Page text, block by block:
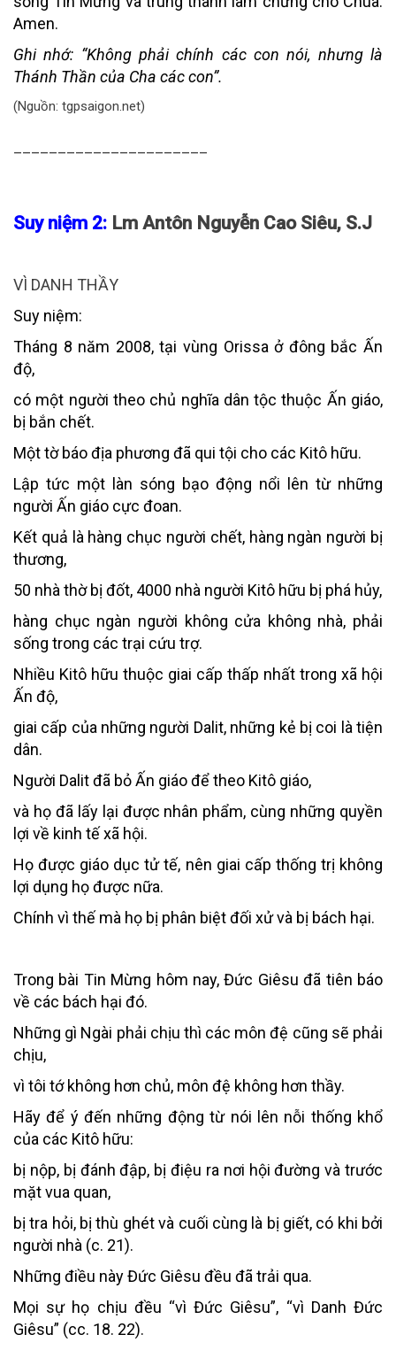
Amen.
Ghi nhớ: “Không phải chính các con nói, nhưng là
Thánh Thần của Cha các con”.
(Nguồn: tgpsaigon.net)
Suy niệm 2: Lm Antôn Nguyễn Cao Siêu, S.J
VÌ DANH THẦY
Suy niệm:
Tháng 8 năm 2008, tại vùng Orissa ở đông bắc Ấn
độ,
có một người theo chủ nghĩa dân tộc thuộc Ấn giáo,
bị bắn chết.
Một tờ báo địa phương đã qui tội cho các Kitô hữu.
Lập tức một làn sóng bạo động nổi lên từ những
người Ấn giáo cực đoan.
Kết quả là hàng chục người chết, hàng ngàn người bị
thương,
50 nhà thờ bị đốt, 4000 nhà người Kitô hữu bị phá hủy,
hàng chục ngàn người không cửa không nhà, phải
sống trong các trại cứu trợ.
Nhiều Kitô hữu thuộc giai cấp thấp nhất trong xã hội
Ấn độ,
giai cấp của những người Dalit, những kẻ bị coi là tiện
dân.
Người Dalit đã bỏ Ấn giáo để theo Kitô giáo,
và họ đã lấy lại được nhân phẩm, cùng những quyền
lợi về kinh tế xã hội.
Họ được giáo dục tử tế, nên giai cấp thống trị không
lợi dụng họ được nữa.
Chính vì thế mà họ bị phân biệt đối xử và bị bách hại.
Trong bài Tin Mừng hôm nay, Đức Giêsu đã tiên báo
về các bách hại đó.
Những gì Ngài phải chịu thì các môn đệ cũng sẽ phải
chịu,
vì tôi tớ không hơn chủ, môn đệ không hơn thầy.
Hãy để ý đến những động từ nói lên nỗi thống khổ
của các Kitô hữu:
bị nộp, bị đánh đập, bị điệu ra nơi hội đường và trước
mặt vua quan,
bị tra hỏi, bị thù ghét và cuối cùng là bị giết, có khi bởi
người nhà (c. 21).
Những điều này Đức Giêsu đều đã trải qua.
Mọi sự họ chịu đều “vì Đức Giêsu”, “vì Danh Đức
Giêsu” (cc. 18. 22).